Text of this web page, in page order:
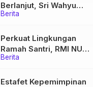
Berita
Berlanjut, Sri Wahyu
Susilowati Resmi Pimpin
Berita
Perkuat Lingkungan
Ramah Santri, RMI NU
Gelar ‘Sambang
Estafet Kepemimpinan